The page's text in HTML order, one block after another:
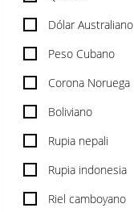
Dólar Australiano
Peso Cubano
Corona Noruega
Boliviano
Rupia nepali
Rupia indonesia
Riel camboyano